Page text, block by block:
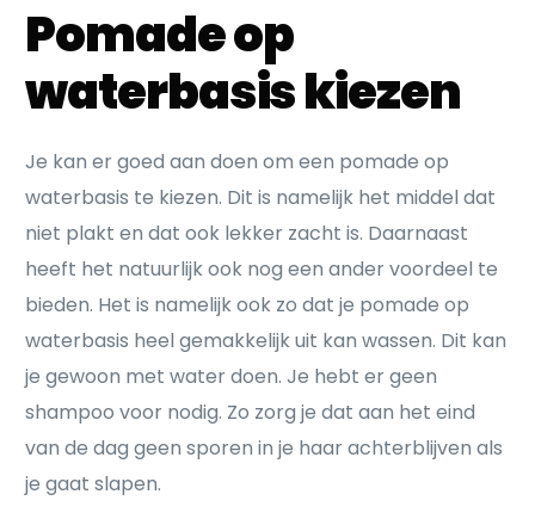
Pomade op
waterbasis kiezen
Je kan er goed aan doen om een pomade op
waterbasis te kiezen. Dit is namelijk het middel dat
niet plakt en dat ook lekker zacht is. Daarnaast
heeft het natuurlijk ook nog een ander voordeel te
bieden. Het is namelijk ook zo dat je pomade op
waterbasis heel gemakkelijk uit kan wassen. Dit kan
je gewoon met water doen. Je hebt er geen
shampoo voor nodig. Zo zorg je dat aan het eind
van de dag geen sporen in je haar achterblijven als
je gaat slapen.